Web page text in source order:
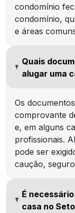
condomínio
condomínio,
e áreas
Quais
alugar uma
Os
comprovante
e, em alguns
profissionais.
pode ser
caução,
É
casa no